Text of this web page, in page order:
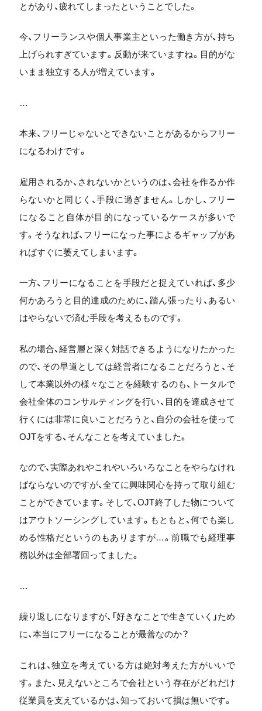
とがあり、疲れてしまったということでした。
今、フリーランスや個人事業主といった働き方が、持ち
上げられすぎています。反動が来ていますね。目的がな
いまま独立する人が増えています。
…
本来、フリーじゃないとできないことがあるからフリー
になるわけです。
雇用されるか、されないかというのは、会社を作るか作
らないかと同じく、手段に過ぎません。しかし、フリー
になること自体が目的になっているケースが多いで
す。そうなれば、フリーになった事によるギャップがあ
ればすぐに萎えてしまいます。
一方、フリーになることを手段だと捉えていれば、多少
何かあろうと目的達成のために、踏ん張ったり、あるい
はやらないで済む手段を考えるものです。
私の場合、経営層と深く対話できるようになりたかった
ので、その早道としては経営者になることだろうと、そ
して本業以外の様々なことを経験するのも、トータルで
会社全体のコンサルティングを行い、目的を達成させて
行くには非常に良いことだろうと、自分の会社を使って
OJTをする、そんなことを考えていました。
なので、実際あれやこれやいろいろなことをやらなけれ
ばならないのですが、全てに興味関心を持って取り組む
ことができています。そして、OJT終了した物について
はアウトソーシングしています。もともと、何でも楽し
める性格だというのもありますが…。前職でも経理事
務以外は全部署回ってました。
…
繰り返しになりますが、「好きなことで生きていく」ため
に、本当にフリーになることが最善なのか？
これは、独立を考えている方は絶対考えた方がいいで
す。また、見えないところで会社という存在がどれだけ
従業員を支えているかは、知っておいて損は無いです。